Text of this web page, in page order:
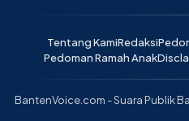
Tentang KamiRedaksi
Pedoman Ramah Anak
BantenVoice.com - Suara Publik